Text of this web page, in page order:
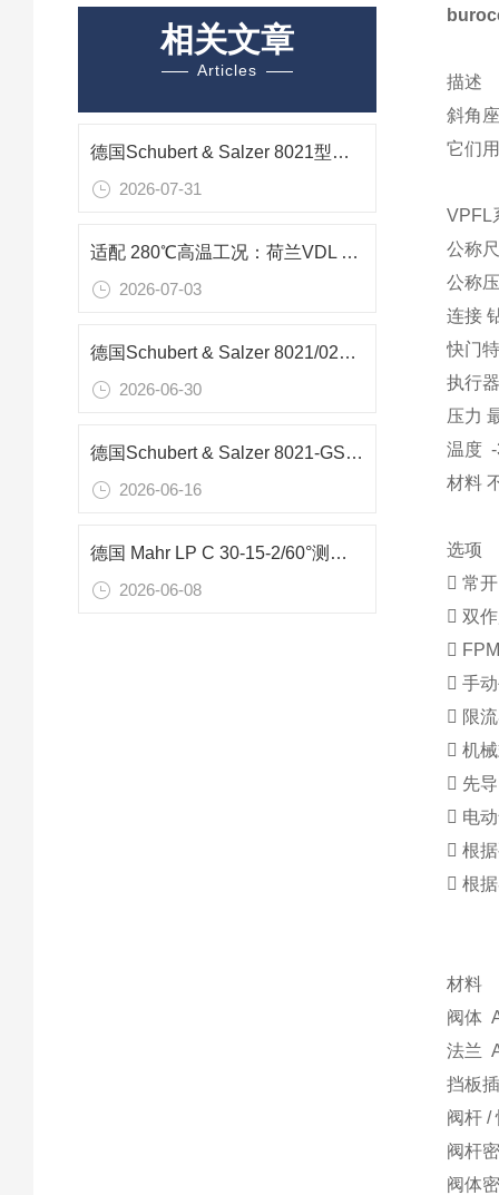
相关文章
Articles
德国Schubert & Salzer 8021型不锈钢滑动闸阀在蒸汽流量调节中的应用
2026-07-31
适配 280℃高温工况：荷兰VDL HT250 旋转填料阀在反应釜下料中的应用
2026-07-03
德国Schubert & Salzer 8021/025VGF113M滑阀在化工酸碱微腐蚀液体的应用
2026-06-30
德国Schubert & Salzer 8021-GS1 DN50滑动阀在废气流量控制中的应用分析
2026-06-16
德国 Mahr LP C 30-15-2/60°测量臂：变速箱阀体精密检测核心工具
2026-06-08
描述
斜角
它们
VPFL
公称
公称
连接
快门
执行
压力
温度 -
材料
选项
 常
 双

 手
 限
 机
 先
 电
 根
 根
材料
阀体
法兰
挡板
阀杆 /
阀杆
阀体